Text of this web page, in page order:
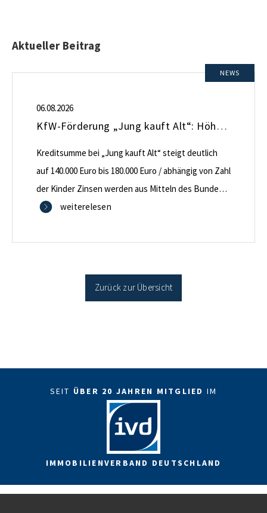
Aktueller Beitrag
NEWS
06.08.2026
KfW-Förderung „Jung kauft Alt“: Höhere Kredite ab August 2026
Kreditsumme bei „Jung kauft Alt“ steigt deutlich
auf 140.000 Euro bis 180.000 Euro / abhängig von Zahl
der Kinder Zinsen werden aus Mitteln des Bundes
verbilligt: Heutiger Zins bei 0,53 Prozent effektiv bei
Antragstellende verpflichten sich zu energetischer
Sanierung in Einzelmaßnahmen […]
weiterelesen
Zurück zur Übersicht
SEIT ÜBER 20 JAHREN MITGLIED IM
IMMOBILIENVERBAND DEUTSCHLAND